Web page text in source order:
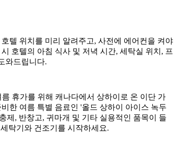
텔 위치를 미리 알려주고, 사전에 에어컨을 켜야
호텔의 아침 식사 및 저녁 시간, 세탁실 위치, 프
와드립니다.
휴가를 위해 캐나다에서 상하이로 온 이단 가
한 여름 특별 음료인 '올드 상하이 아이스 녹두
제, 반창고, 귀마개 및 기타 실용적인 품목이 들
탁기와 건조기를 시작하세요.